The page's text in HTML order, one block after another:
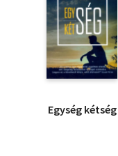
Idegen nyelvű
Irodalom
MinikönyvEgység kétség